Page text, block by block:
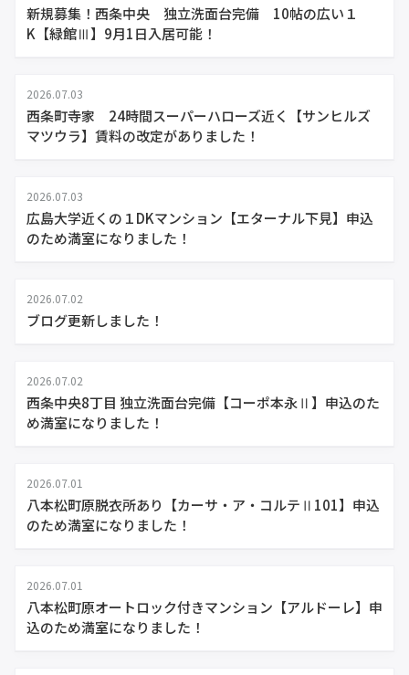
新規募集！西条中央 独立洗面台完備 10帖の広い１
K【緑館Ⅲ】9月1日入居可能！
2026.07.03
西条町寺家 24時間スーパーハローズ近く【サンヒルズ
マツウラ】賃料の改定がありました！
2026.07.03
広島大学近くの１DKマンション【エターナル下見】申込
のため満室になりました！
2026.07.02
ブログ更新しました！
2026.07.02
西条中央8丁目 独立洗面台完備【コーポ本永Ⅱ】申込のた
め満室になりました！
2026.07.01
八本松町原脱衣所あり【カーサ・ア・コルテⅡ101】申込
のため満室になりました！
2026.07.01
八本松町原オートロック付きマンション【アルドーレ】申
込のため満室になりました！